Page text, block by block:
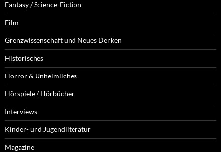
Fantasy / Science-Fiction
Film
Grenzwissenschaft und Neues Denken
Historisches
Horror & Unheimliches
Hörspiele / Hörbücher
Interviews
Kinder- und Jugendliteratur
Magazine